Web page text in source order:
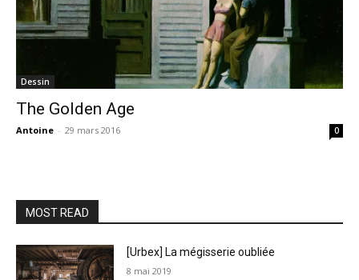
Dessin
The Golden Age
Antoine - 29 mars 2016 0
MOST READ
[Urbex] La mégisserie oubliée
8 mai 2019